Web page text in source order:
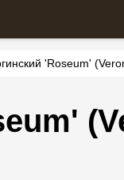
'Roseum'